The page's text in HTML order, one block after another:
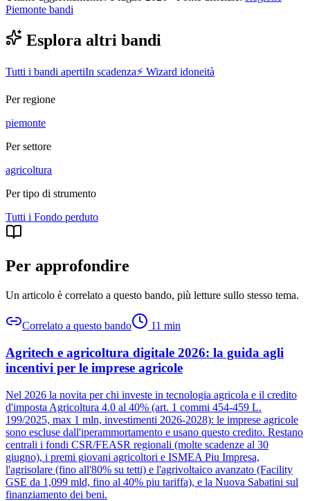
Piemonte bandi
Esplora altri bandi
Tutti i bandi apertiIn scadenza⚡ Wizard idoneità
Per regione
piemonte
Per settore
agricoltura
Per tipo di strumento
Tutti i Fondo perduto
Per approfondire
Un articolo è correlato a questo bando, più letture sullo stesso tema.
Correlato a questo bando 11 min
Agritech e agricoltura digitale 2026: la guida agli
incentivi per le imprese agricole
Nel 2026 la novita per chi investe in tecnologia agricola e il credito
d'imposta Agricoltura 4.0 al 40% (art. 1 commi 454-459 L.
199/2025, max 1 mln, investimenti 2026-2028): le imprese agricole
sono escluse dall'iperammortamento e usano questo credito. Restano
centrali i fondi CSR/FEASR regionali (molte scadenze al 30
giugno), i premi giovani agricoltori e ISMEA Piu Impresa,
l'agrisolare (fino all'80% su tetti) e l'agrivoltaico avanzato (Facility
GSE da 1,099 mld, fino al 40% piu tariffa), e la Nuova Sabatini sul
finanziamento dei beni.